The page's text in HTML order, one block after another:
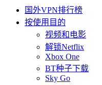
国外VPN排行榜
按使用目的
视频和电影
解锁Netflix
Xbox One
BT种子下载
Sky Go